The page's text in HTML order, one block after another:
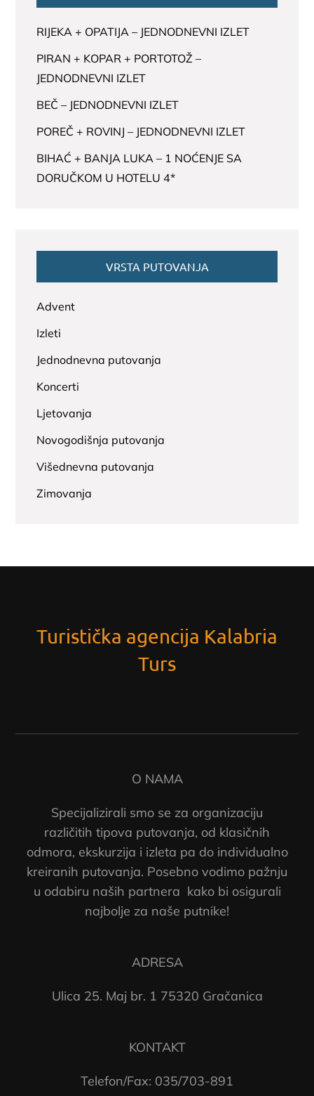
RIJEKA + OPATIJA – JEDNODNEVNI IZLET
PIRAN + KOPAR + PORTOTOŽ –
JEDNODNEVNI IZLET
BEČ – JEDNODNEVNI IZLET
POREČ + ROVINJ – JEDNODNEVNI IZLET
BIHAĆ + BANJA LUKA – 1 NOĆENJE SA
DORUČKOM U HOTELU 4*
VRSTA PUTOVANJA
Advent
Izleti
Jednodnevna putovanja
Koncerti
Ljetovanja
Novogodišnja putovanja
Višednevna putovanja
Zimovanja
Turistička agencija Kalabria
Turs
O NAMA
Specijalizirali smo se za organizaciju
različitih tipova putovanja, od klasičnih
odmora, ekskurzija i izleta pa do individualno
kreiranih putovanja. Posebno vodimo pažnju
u odabiru naših partnera kako bi osigurali
najbolje za naše putnike!
ADRESA
Ulica 25. Maj br. 1 75320 Gračanica
KONTAKT
Telefon/Fax: 035/703-891